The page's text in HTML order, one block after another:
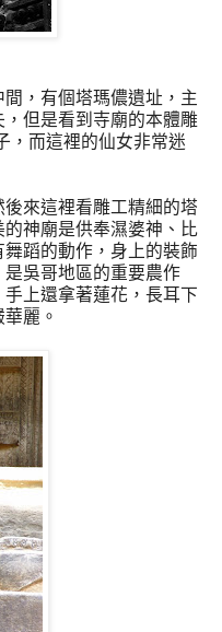
，有個塔瑪儂遺址，主
但是看到寺廟的本體雕
，而這裡的仙女非常迷
來這裡看雕工精細的塔
神廟是供奉濕婆神、比
蹈的動作，身上的裝飾
吳哥地區的重要農作
上還拿著蓮花，長耳下
麗。